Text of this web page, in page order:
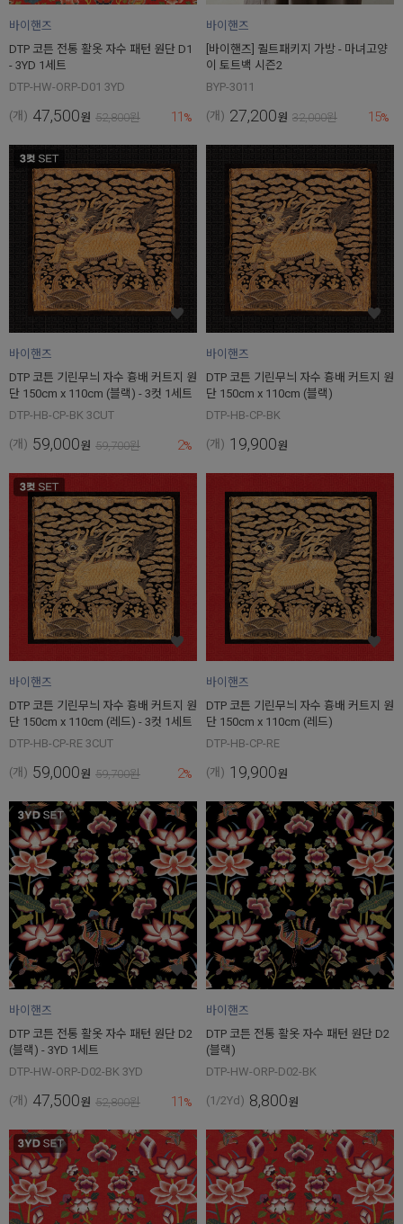
바이핸즈
DTP 코튼 전통 활옷 자수 패턴 원단 D1
- 3YD 1세트
DTP-HW-ORP-D01 3YD
(개) 47,500원 52,800원 11 %
바이핸즈
[바이핸즈] 퀼트패키지 가방 - 마녀고양
이 토트백 시즌2
BYP-3011
(개) 27,200원 32,000원 15%
바이핸즈
DTP 코튼 기린무늬 자수 흉배 커트지 원
단 150cm x 110cm (블랙) - 3컷 1세트
DTP-HB-CP-BK 3CUT
(개) 59,000원 59,700원 2%
바이핸즈
DTP 코튼 기린무늬 자수 흉배 커트지 원
단 150cm x 110cm (블랙)
DTP-HB-CP-BK
(개) 19,900원
바이핸즈
DTP 코튼 기린무늬 자수 흉배 커트지 원
단 150cm x 110cm (레드) - 3컷 1세트
DTP-HB-CP-RE 3CUT
(개) 59,000원 59,700원 2%
바이핸즈
DTP 코튼 기린무늬 자수 흉배 커트지 원
단 150cm x 110cm (레드)
DTP-HB-CP-RE
(개) 19,900원
바이핸즈
DTP 코튼 전통 활옷 자수 패턴 원단 D2
(블랙) - 3YD 1세트
DTP-HW-ORP-D02-BK 3YD
(개) 47,500원 52,800원 11 %
바이핸즈
DTP 코튼 전통 활옷 자수 패턴 원단 D2
(블랙)
DTP-HW-ORP-D02-BK
(1/2Yd) 8,800원